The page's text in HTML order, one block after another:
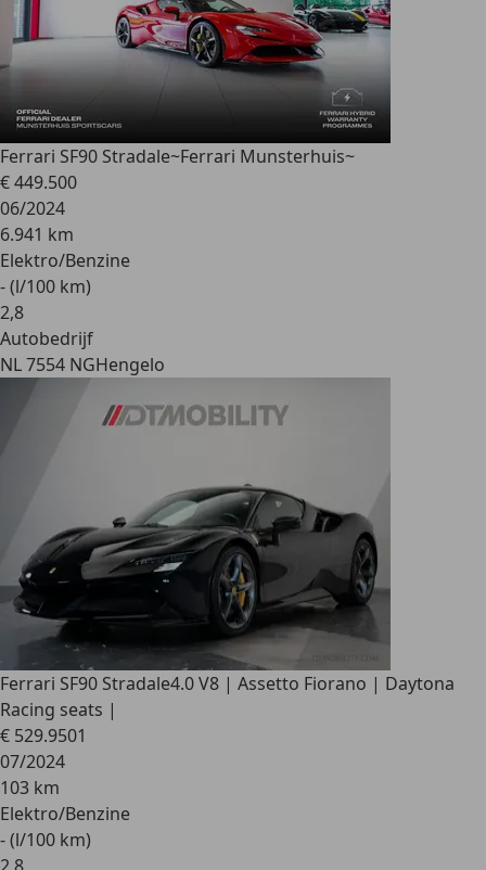
Ferrari SF90 Stradale~Ferrari Munsterhuis~
€ 449.500
06/2024
6.941 km
Elektro/Benzine
- (l/100 km)
2,8
Autobedrijf
NL 7554 NGHengelo
Ferrari SF90 Stradale4.0 V8 | Assetto Fiorano | Daytona
Racing seats |
€ 529.9501
07/2024
103 km
Elektro/Benzine
- (l/100 km)